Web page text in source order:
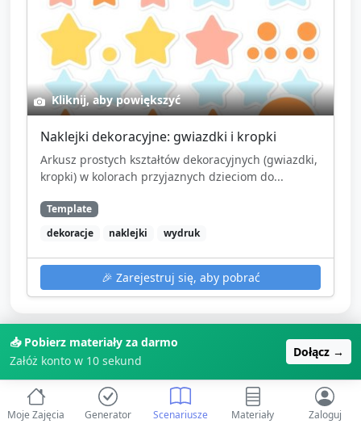
Kliknij, aby powiększyć
Naklejki dekoracyjne: gwiazdki i kropki
Arkusz prostych kształtów dekoracyjnych (gwiazdki,
kropki) w kolorach przyjaznych dzieciom do...
Template
dekoracje
naklejki wydruk
🎉 Zarejestruj się, aby pobrać
🤔 Co dalej? Wybierz swoją ścieżkę:
📥 Pobierz materiały za darmo
Załóż konto w 10 sekund
Dołącz →
Moje Zajęcia Generator Scenariusze Materiały Zaloguj